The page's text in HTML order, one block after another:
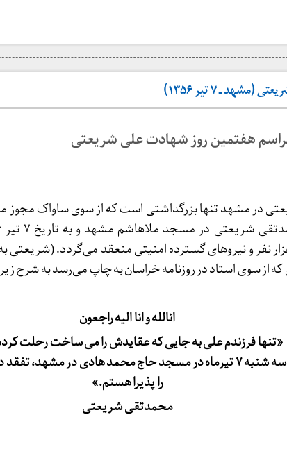
ـ ۷ تیر ۱۳۵۶)
هفتمین روز شهادت علی شریعتی
در مشهد تنها بزرگداشتی است که از سوی ساواک مجوز
نفر و نیروهای گسترده امنیتی منعقد می‌گردد. (شریعتی
انالله و انا الیه راجعون
«تنها فرزندم علی به جایی که عقایدش را می ساخت رحلت
سه شنبه ۷ تیرماه در مسجد حاج محمد هادی در مشهد،
را پذیرا هستم.»
محمدتقیشریعتی